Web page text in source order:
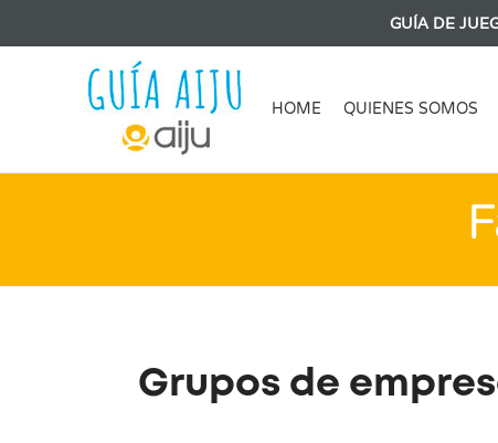
GUÍA DE
HOME QUIENES SOMOS
Grupos de